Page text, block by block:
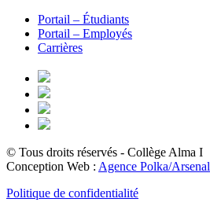
Portail – Étudiants
Portail – Employés
Carrières
© Tous droits réservés - Collège Alma I
Conception Web : Agence Polka/Arsenal
Politique de confidentialité